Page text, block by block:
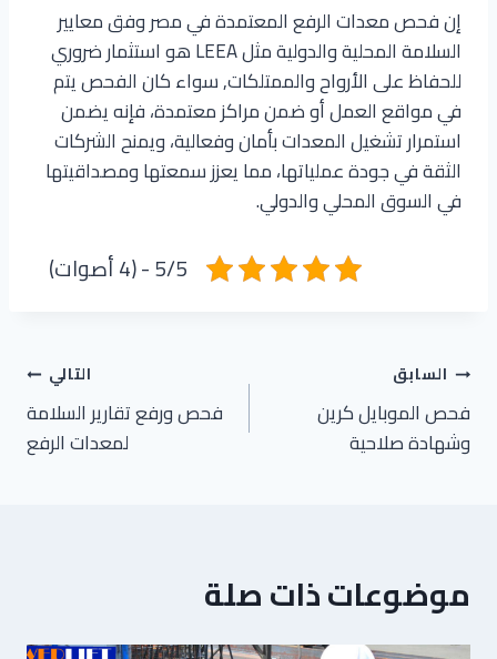
إن فحص معدات الرفع المعتمدة في مصر وفق معايير
السلامة المحلية والدولية مثل LEEA هو استثمار ضروري
للحفاظ على الأرواح والممتلكات, سواء كان الفحص يتم
في مواقع العمل أو ضمن مراكز معتمدة، فإنه يضمن
استمرار تشغيل المعدات بأمان وفعالية، ويمنح الشركات
الثقة في جودة عملياتها، مما يعزز سمعتها ومصداقيتها
في السوق المحلي والدولي.
5/5 - (4 أصوات)
تصفّح
المقالات
السابق
فحص الموبايل كرين
وشهادة صلاحية
التالي
فحص ورفع تقارير السلامة
لمعدات الرفع
موضوعات ذات صلة